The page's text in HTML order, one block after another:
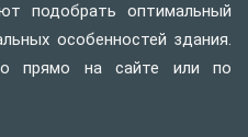
подобрать оптимальный
особенностей здания.
прямо на сайте или по